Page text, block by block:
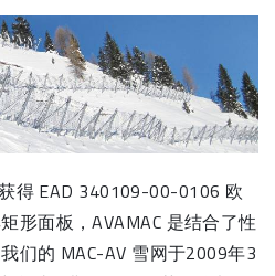
得 EAD 340109-00-0106 欧
形面板，AVAMAC 是结合了性
们的 MAC-AV 雪网于2009年3